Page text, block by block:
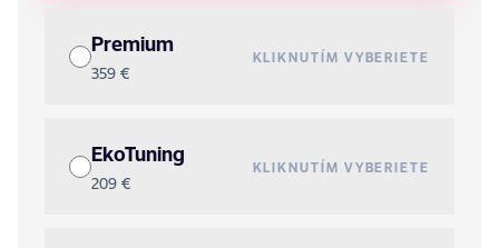
Premium
359 €
KLIKNUTÍM VYBERIETE
EkoTuning
209 €
KLIKNUTÍM VYBERIETE